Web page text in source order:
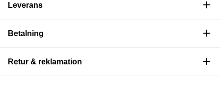
Leverans
Betalning
Retur & reklamation